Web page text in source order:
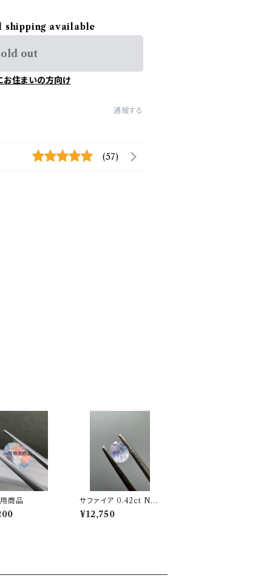
available
out
お住まいの方向け
通報する
(57)
商品
サファイア 0.42ct No.
100504
¥12,750